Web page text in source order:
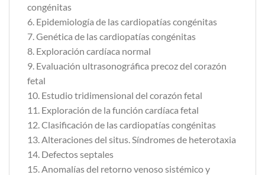
congénitas
6. Epidemiología de las cardiopatías congénitas
7. Genética de las cardiopatías congénitas
8. Exploración cardíaca normal
9. Evaluación ultrasonográfica precoz del corazón
fetal
10. Estudio tridimensional del corazón fetal
11. Exploración de la función cardíaca fetal
12. Clasificación de las cardiopatías congénitas
13. Alteraciones del situs. Síndromes de heterotaxia
14. Defectos septales
15. Anomalías del retorno venoso sistémico y